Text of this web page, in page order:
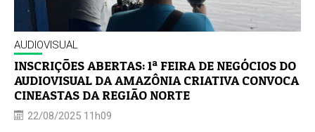
AUDIOVISUAL
INSCRIÇÕES ABERTAS: 1ª FEIRA DE NEGÓCIOS DO
AUDIOVISUAL DA AMAZÔNIA CRIATIVA CONVOCA
CINEASTAS DA REGIÃO NORTE
22/08/2025 11h09